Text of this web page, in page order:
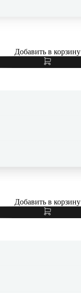
Добавить в корзину
Добавить в корзину